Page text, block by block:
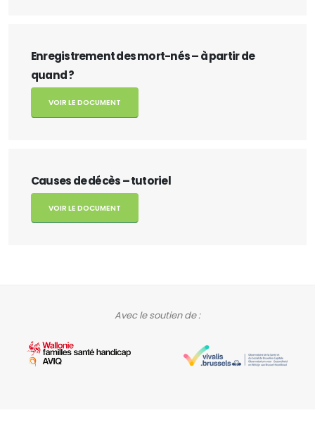
Enregistrement des mort-nés – à partir de
quand ?
VOIR LE DOCUMENT
Causes de décès – tutoriel
VOIR LE DOCUMENT
Avec le soutien de :